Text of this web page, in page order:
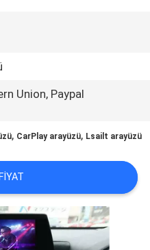
Union, Paypal
, CarPlay arayüzü, Lsailt arayüzü